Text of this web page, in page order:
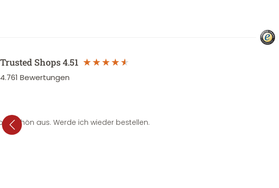
Trusted Shops4.51
4.761 Bewertungen
schön aus. Werde ich wieder bestellen.